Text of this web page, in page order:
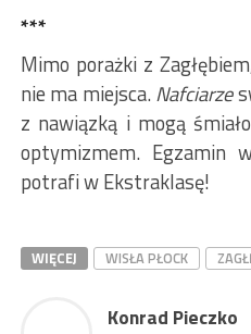
***
Mimo porażki z
nie ma miejsca.Nafciarze
z nawiązką i mogą
optymizmem. Egzamin
potrafi w Ekstraklasę!
WIĘCEJ WISŁA PŁOCK
Konrad Pieczko